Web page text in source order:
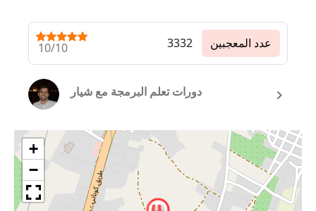
10/10 3332 عدد المعجبين
دورات تعلم البرمجة مع شيار
+
−